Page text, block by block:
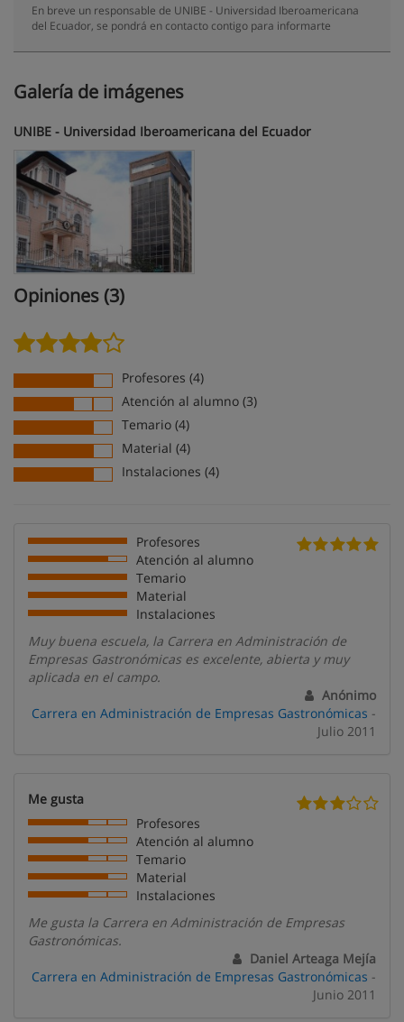
En breve un responsable de UNIBE - Universidad Iberoamericana
del Ecuador, se pondrá en contacto contigo para informarte
Galería de imágenes
UNIBE - Universidad Iberoamericana del Ecuador
Opiniones (3)
Profesores (4)
Atención al alumno (3)
Temario (4)
Material (4)
Instalaciones (4)
Profesores
Atención al alumno
Temario
Material
Instalaciones
Muy buena escuela, la Carrera en Administración de
Empresas Gastronómicas es excelente, abierta y muy
aplicada en el campo.
Anónimo
Carrera en Administración de Empresas Gastronómicas -
Julio 2011
Me gusta
Profesores
Atención al alumno
Temario
Material
Instalaciones
Me gusta la Carrera en Administración de Empresas
Gastronómicas.
Daniel Arteaga Mejía
Carrera en Administración de Empresas Gastronómicas -
Junio 2011